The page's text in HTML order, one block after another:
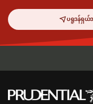
ပရူဒန်ရှယ်